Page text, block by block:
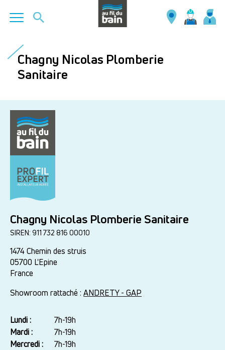
contenu
principal
Chagny Nicolas Plomberie
Sanitaire
Chagny Nicolas Plomberie Sanitaire
SIREN: 911 732 816 00010
1474 Chemin des struis
05700 L'Epine
France
Showroom rattaché : ANDRETY - GAP
Jour
Plage
horaire
Lundi :
7h-19h
Mardi :
7h-19h
Mercredi :
7h-19h